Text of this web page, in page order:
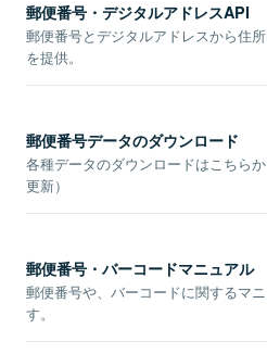
郵便番号・デジタルアドレスAPI
郵便番号とデジタルアドレスから住
を提供。
郵便番号データのダウンロード
各種データのダウンロードはこちら
更新）
郵便番号・バーコードマニュアル
郵便番号や、バーコードに関するマ
す。